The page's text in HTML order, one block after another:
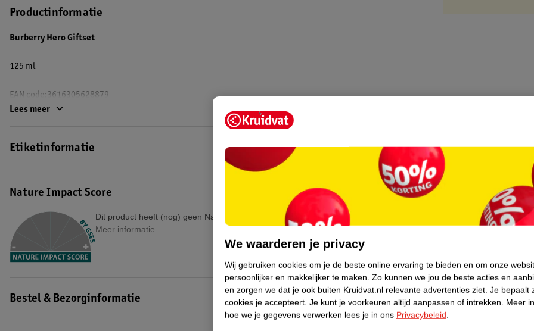
Productinformatie
Burberry Hero Giftset
125 ml
EAN code:3616305628879
Lees meer
Etiketinformatie
Nature Impact Score
Dit product heeft (nog) geen Nature Impact Score.
Meer informatie
Bestel & Bezorginformatie
We waarderen je privacy
Wij gebruiken cookies om je de beste online ervaring te bieden en om onze
persoonlijker en makkelijker te maken. Zo kunnen we jou de beste acties en
en zorgen we dat je ook buiten Kruidvat.nl relevante advertenties ziet. Je bepaalt
cookies je accepteert. Je kunt je voorkeuren altijd aanpassen of intrekken. Meer
hoe we je gegevens verwerken lees je in ons Privacybeleid.